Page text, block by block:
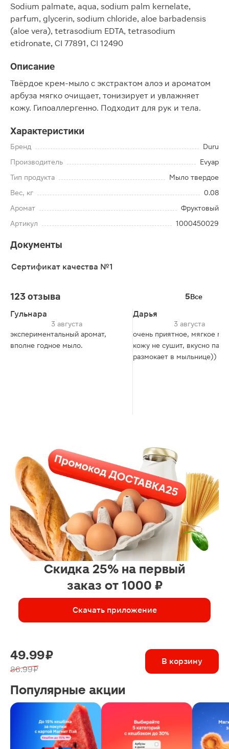
Sodium palmate, aqua, sodium palm kernelate,
parfum, glycerin, sodium chloride, aloe barbadensis
(aloe vera), tetrasodium EDTA, tetrasodium
etidronate, CI 77891, CI 12490
Описание
Твёрдое крем-мыло с экстрактом алоэ и ароматом
арбуза мягко очищает, тонизирует и увлажняет
кожу. Гипоаллергенно. Подходит для рук и тела.
Характеристики
Бренд
Duru
Производитель
Evyap
Тип продукта
Мыло твердое
Вес, кг
0.08
Аромат
Фруктовый
Артикул
1000450029
Документы
Сертификат качества №1
123 отзыва 5Все
Гульнара
3 августа
экспериментальный аромат,
вполне годное мыло.
Дарья
3 августа
очень приятное, мягкое
кожу не сушит, вкусно
размокает в мыльнице))
Скидка 25% на первый
заказ от 1000 ₽
Скачать приложение
49.99 ₽
86.99 ₽
В корзину
Популярные акции